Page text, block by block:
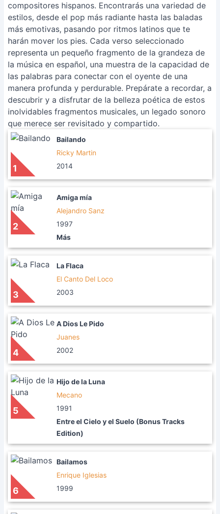
compositores hispanos. Encontrarás una variedad de
estilos, desde el pop más radiante hasta las baladas
más emotivas, pasando por ritmos latinos que te
harán mover los pies. Cada verso seleccionado
representa un pequeño fragmento de la grandeza de
la música en español, una muestra de la capacidad de
las palabras para conectar con el oyente de una
manera profunda y perdurable. Prepárate a recordar, a
descubrir y a disfrutar de la belleza poética de estos
inolvidables fragmentos musicales, un legado sonoro
que merece ser revisitado y compartido.
1
Bailando
Ricky Martin
2014
2
Amiga mía
Alejandro Sanz
1997
Más
3
La Flaca
El Canto Del Loco
2003
4
A Dios Le Pido
Juanes
2002
5
Hijo de la Luna
Mecano
1991
Entre el Cielo y el Suelo (Bonus Tracks
Edition)
6
Bailamos
Enrique Iglesias
1999